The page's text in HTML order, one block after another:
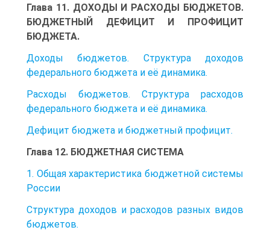
Глава 11. ДОХОДЫ И РАСХОДЫ БЮДЖЕТОВ.
БЮДЖЕТНЫЙ ДЕФИЦИТ И ПРОФИЦИТ
БЮДЖЕТА.
Доходы бюджетов. Структура доходов
федерального бюджета и её динамика.
Расходы бюджетов. Структура расходов
федерального бюджета и её динамика.
Дефицит бюджета и бюджетный профицит.
Глава 12. БЮДЖЕТНАЯ СИСТЕМА
1. Общая характеристика бюджетной системы
России
Структура доходов и расходов разных видов
бюджетов.